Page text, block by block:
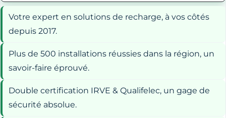
Votre expert en solutions de recharge, à vos côtés
depuis 2017.
Plus de 500 installations réussies dans la région, un
savoir-faire éprouvé.
Double certification IRVE & Qualifelec, un gage de
sécurité absolue.